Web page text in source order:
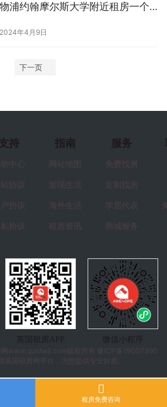
物浦约翰摩尔斯大学附近租房一个
2024年4月9日
下一页
持
中心
协议
协议
协议
指南
网站地图
发现生活
海外生活
租房资讯
服务
免费找房
定制找房
学居代表
商城服务
英国租房APP
微信小程序
网www.qunheji.com版权所有
豫ICP备19007390
英国租房网平台，为您提供专业好房。
租房免费咨询